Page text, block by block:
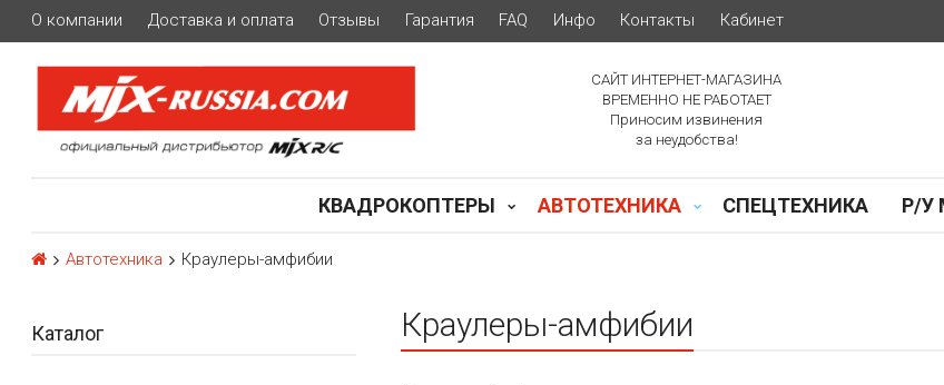
О компании Доставка и оплата Отзывы Гарантия FAQ Инфо Контакты Кабинет
САЙТ ИНТЕРНЕТ-МАГАЗИНА
ВРЕМЕННО НЕ РАБОТАЕТ
Приносим извинения
за неудобства!
КВАДРОКОПТЕРЫ АВТОТЕХНИКА СПЕЦТЕХНИКА Р/У
Автотехника Краулеры-амфибии
Каталог Краулеры-амфибии